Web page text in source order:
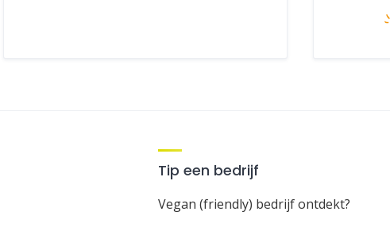
Tip een bedrijf
Vegan (friendly) bedrijf ontdekt?